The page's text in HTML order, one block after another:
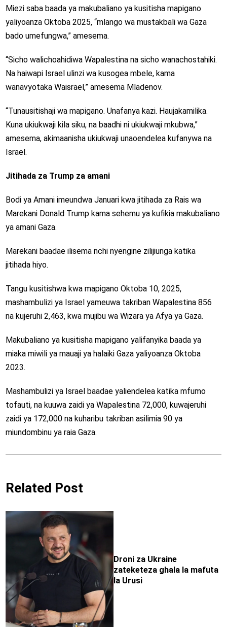
Miezi saba baada ya makubaliano ya kusitisha mapigano
yaliyoanza Oktoba 2025, “mlango wa mustakbali wa Gaza
bado umefungwa,” amesema.
“Sicho walichoahidiwa Wapalestina na sicho wanachostahiki.
Na haiwapi Israel ulinzi wa kusogea mbele, kama
wanavyotaka Waisrael,” amesema Mladenov.
“Tunausitishaji wa mapigano. Unafanya kazi. Haujakamilika.
Kuna ukiukwaji kila siku, na baadhi ni ukiukwaji mkubwa,”
amesema, akimaanisha ukiukwaji unaoendelea kufanywa na
Israel.
Jitihada za Trump za amani
Bodi ya Amani imeundwa Januari kwa jitihada za Rais wa
Marekani Donald Trump kama sehemu ya kufikia makubaliano
ya amani Gaza.
Marekani baadae ilisema nchi nyengine zilijiunga katika
jitihada hiyo.
Tangu kusitishwa kwa mapigano Oktoba 10, 2025,
mashambulizi ya Israel yameuwa takriban Wapalestina 856
na kujeruhi 2,463, kwa mujibu wa Wizara ya Afya ya Gaza.
Makubaliano ya kusitisha mapigano yalifanyika baada ya
miaka miwili ya mauaji ya halaiki Gaza yaliyoanza Oktoba
2023.
Mashambulizi ya Israel baadae yaliendelea katika mfumo
tofauti, na kuuwa zaidi ya Wapalestina 72,000, kuwajeruhi
zaidi ya 172,000 na kuharibu takriban asilimia 90 ya
miundombinu ya raia Gaza.
Related Post
Droni za Ukraine
zateketeza ghala la mafuta
la Urusi